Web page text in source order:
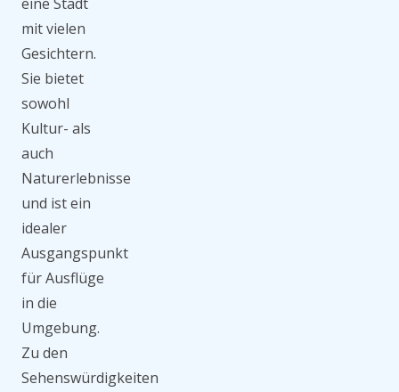
mit vielen
Gesichtern.
Sie bietet
sowohl
Kultur- als
auch
Naturerlebnisse
und ist ein
idealer
Ausgangspunkt
für Ausflüge
in die
Umgebung.
Zu den
Sehenswürdigkeiten